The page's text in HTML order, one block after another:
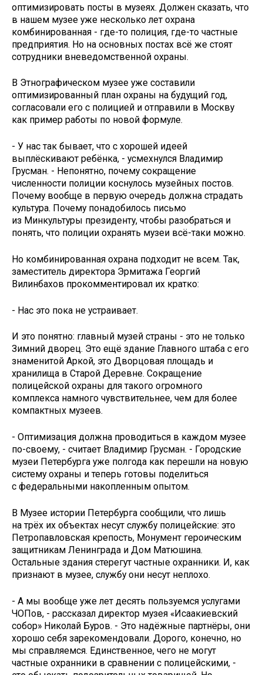
оптимизировать посты в музеях. Должен сказать, что
в нашем музее уже несколько лет охрана
комбинированная - где-то полиция, где-то частные
предприятия. Но на основных постах всё же стоят
сотрудники вневедомственной охраны.
В Этнографическом музее уже составили
оптимизированный план охраны на будущий год,
согласовали его с полицией и отправили в Москву
как пример работы по новой формуле.
- У нас так бывает, что с хорошей идеей
выплёскивают ребёнка, - усмехнулся Владимир
Грусман. - Непонятно, почему сокращение
численности полиции коснулось музейных постов.
Почему вообще в первую очередь должна страдать
культура. Почему понадобилось письмо
из Минкультуры президенту, чтобы разобраться и
понять, что полиции охранять музеи всё-таки можно.
Но комбинированная охрана подходит не всем. Так,
заместитель директора Эрмитажа Георгий
Вилинбахов прокомментировал их кратко:
- Нас это пока не устраивает.
И это понятно: главный музей страны - это не только
Зимний дворец. Это ещё здание Главного штаба с его
знаменитой Аркой, это Дворцовая площадь и
хранилища в Старой Деревне. Сокращение
полицейской охраны для такого огромного
комплекса намного чувствительнее, чем для более
компактных музеев.
- Оптимизация должна проводиться в каждом музее
по-своему, - считает Владимир Грусман. - Городские
музеи Петербурга уже полгода как перешли на новую
систему охраны и теперь готовы поделиться
с федеральными накопленным опытом.
В Музее истории Петербурга сообщили, что лишь
на трёх их объектах несут службу полицейские: это
Петропавловская крепость, Монумент героическим
защитникам Ленинграда и Дом Матюшина.
Остальные здания стерегут частные охранники. И, как
признают в музее, службу они несут неплохо.
- А мы вообще уже лет десять пользуемся услугами
ЧОПов, - рассказал директор музея «Исаакиевский
собор» Николай Буров. - Это надёжные партнёры, они
хорошо себя зарекомендовали. Дорого, конечно, но
мы справляемся. Единственное, чего не могут
частные охранники в сравнении с полицейскими, -